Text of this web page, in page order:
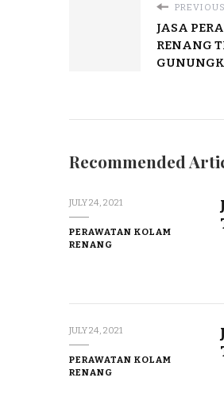
JASA
RENANG
Recommended
JULY 24, 2021
PERAWATAN KOLAM
RENANG
JULY 24, 2021
PERAWATAN KOLAM
RENANG